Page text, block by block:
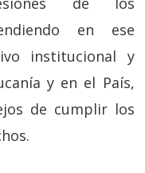
en ese
institucional y
y en el País,
de cumplir los